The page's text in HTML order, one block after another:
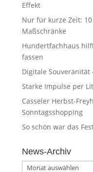
Effekt
Nur für kurze Zeit:
Maßschränke
Hundertfachhaus
fassen
Digitale Souveränität
Starke Impulse per
Casseler Herbst-
Sonntagsshopping
So schön war das
News-Archiv
News-